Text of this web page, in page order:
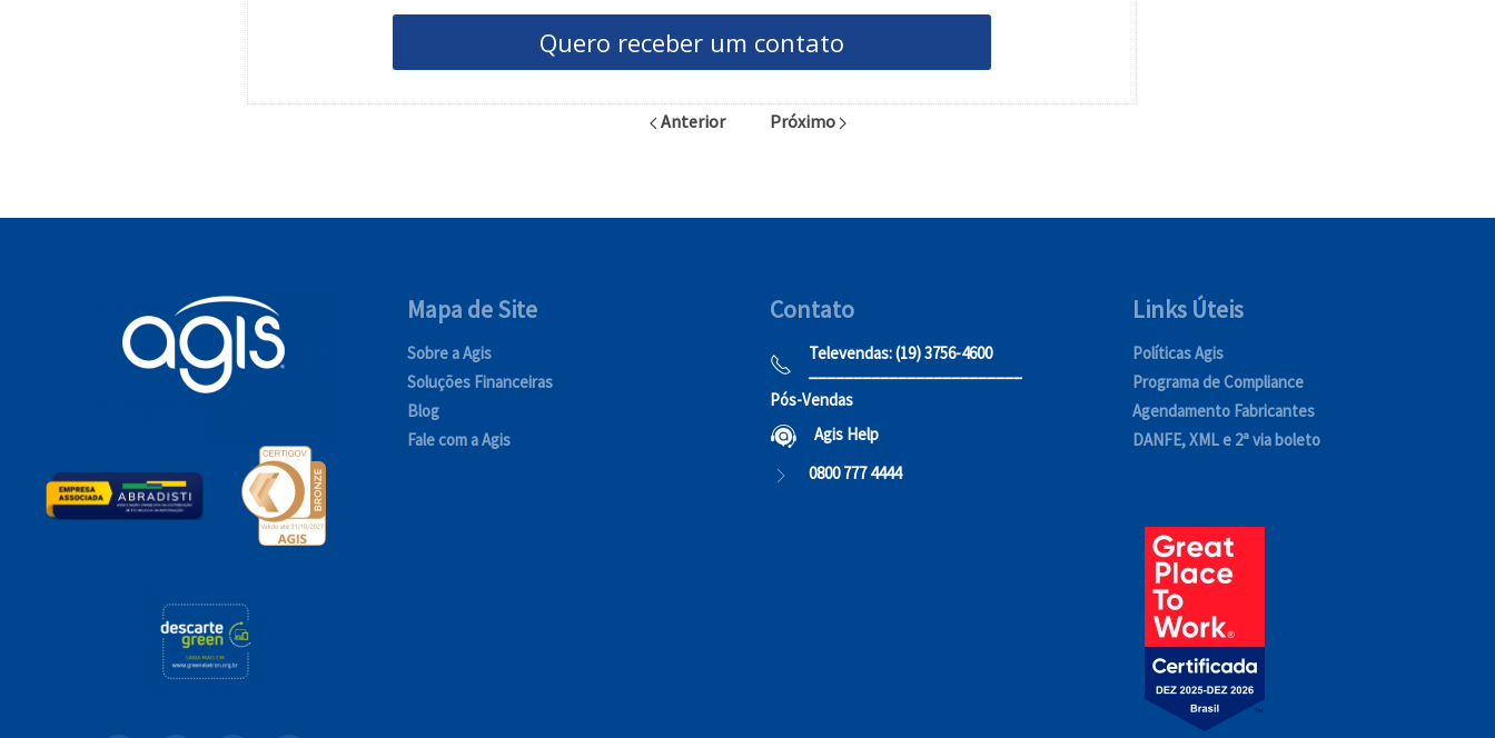
Quero receber um contato
Anterior Próximo
Mapa de Site
Sobre a Agis
Soluções Financeiras
Blog
Fale com a Agis
Contato
Televendas: (19) 3756-4600
Pós-Vendas
Agis Help
0800 777 4444
Links Úteis
Políticas Agis
Programa de Compliance
Agendamento Fabricantes
DANFE, XML e 2ª via boleto